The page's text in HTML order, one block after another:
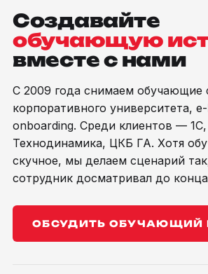
Создавайте
обучающую
вместе с нами
С 2009 года снимаем обучающие
корпоративного университета,
onboarding. Среди клиентов —
Технодинамика, ЦКБ ГА. Хотя
скучное, мы делаем сценарий
сотрудник досматривал до
ОБСУДИТЬ ОБУЧАЮЩИЙ